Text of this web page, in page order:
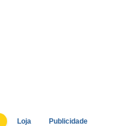
Loja Publicidade